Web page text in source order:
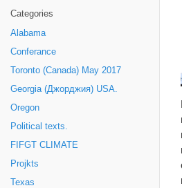
Categories
Alabama
Conferance
Toronto (Canada) May 2017
Georgia (Джорджия) USA.
Oregon
Political texts.
FIFGT CLIMATE
Projkts
Texas